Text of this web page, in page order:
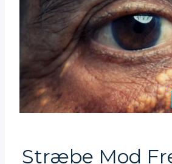
Stræbe Mod